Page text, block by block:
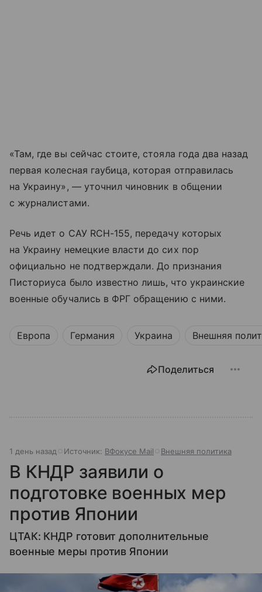
«Там, где вы сейчас стоите, стояла года два назад
первая колесная гаубица, которая отправилась
на Украину», — уточнил чиновник в общении
с журналистами.
Речь идет о САУ RCH-155, передачу которых
на Украину немецкие власти до сих пор
официально не подтверждали. До признания
Писториуса было известно лишь, что украинские
военные обучались в ФРГ обращению с ними.
Европа Германия Украина Внешняя
Поделиться
1 день назад Источник: ВФокусе Mail Внешняя политика
В КНДР заявили о
подготовке военных мер
против Японии
ЦТАК: КНДР готовит дополнительные
военные меры против Японии